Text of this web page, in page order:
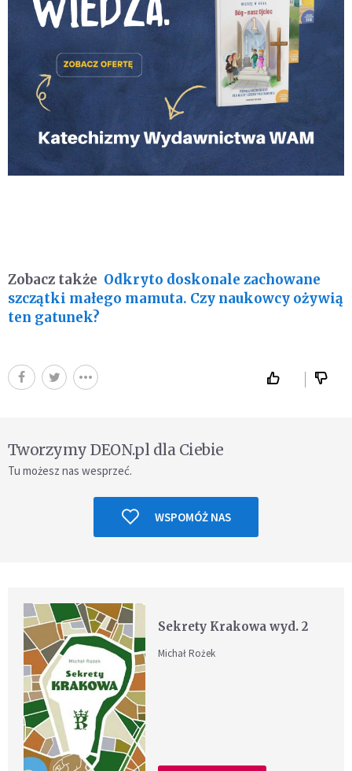
Zobacz także Odkryto doskonale zachowane
szczątki małego mamuta. Czy naukowcy ożywią
ten gatunek?
Tworzymy DEON.pl dla Ciebie
Tu możesz nas wesprzeć.
WSPOMÓŻ NAS
Sekrety Krakowa wyd. 2
Michał Rożek